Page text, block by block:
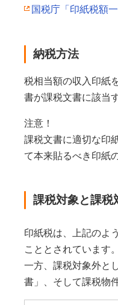
国税庁「印紙税額一
納税方法
税相当額の収入印紙
書が課税文書に該当
注意！
課税文書に適切な印
て本来貼るべき印紙
課税対象と課税
印紙税は、上記のよ
こととされています
一方、課税対象外と
書」、そして課税物